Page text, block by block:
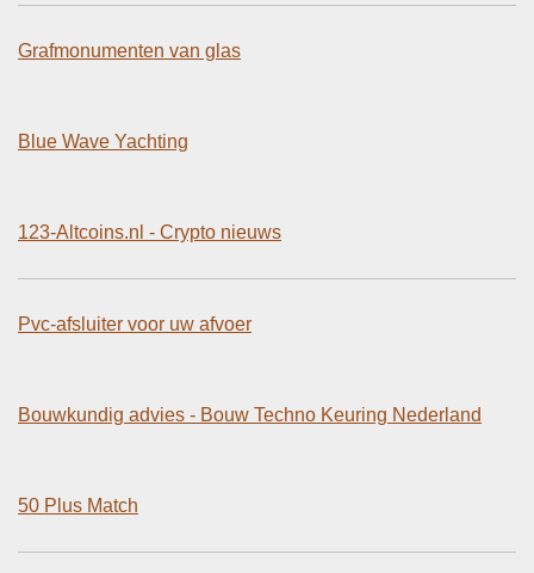
Grafmonumenten van glas
Blue Wave Yachting
123-Altcoins.nl - Crypto nieuws
Pvc-afsluiter voor uw afvoer
Bouwkundig advies - Bouw Techno Keuring Nederland
50 Plus Match